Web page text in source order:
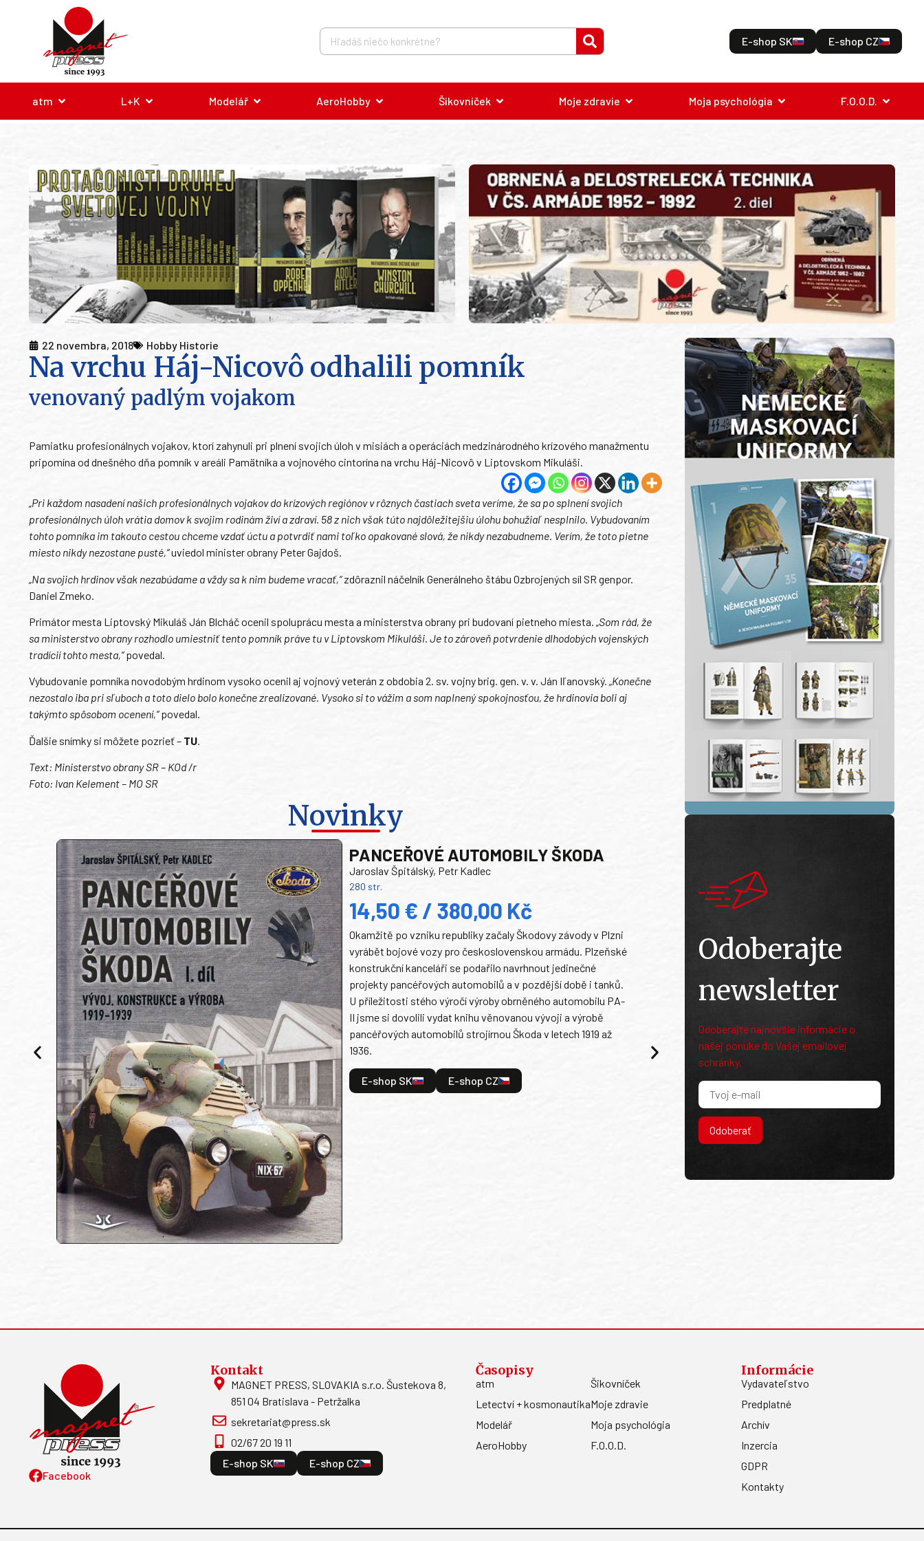
E-shop SK E-shop CZ
atm L+K Modelář AeroHobby Šikovníček Moje zdravie Moja psychológia F.O.O.D.
22 novembra, 2018 Hobby Historie
Na vrchu Háj-Nicovô odhalili pomník
venovaný padlým vojakom
Pamiatku profesionálnych vojakov, ktorí zahynuli pri plnení svojich úloh v misiách a operáciách medzinárodného krízového manažmentu
pripomína od dnešného dňa pomník v areáli Pamätníka a vojnového cintorína na vrchu Háj-Nicovô v Liptovskom Mikuláši.
„Pri každom nasadení našich profesionálnych vojakov do krízových regiónov v rôznych častiach sveta veríme, že sa po splnení svojich
profesionálnych úloh vrátia domov k svojim rodinám živí a zdraví. 58 z nich však túto najdôležitejšiu úlohu bohužiaľ nesplnilo. Vybudovaním
tohto pomníka im takouto cestou chceme vzdať úctu a potvrdiť nami toľko opakované slová, že nikdy nezabudneme. Verím, že toto pietne
miesto nikdy nezostane pusté,“uviedol minister obrany Peter Gajdoš.
„Na svojich hrdinov však nezabúdame a vždy sa k nim budeme vracať,“zdôraznil náčelník Generálneho štábu Ozbrojených síl SR genpor.
Daniel Zmeko.
Primátor mesta Liptovský Mikuláš Ján Blcháč ocenil spoluprácu mesta a ministerstva obrany pri budovaní pietneho miesta. „Som rád, že
sa ministerstvo obrany rozhodlo umiestniť tento pomník práve tu v Liptovskom Mikuláši. Je to zároveň potvrdenie dlhodobých vojenských
tradícií tohto mesta,“povedal.
Vybudovanie pomníka novodobým hrdinom vysoko ocenil aj vojnový veterán z obdobia 2. sv. vojny brig. gen. v. v. Ján Iľanovský. „Konečne
nezostalo iba pri sľuboch a toto dielo bolo konečne zrealizované. Vysoko si to vážim a som naplnený spokojnosťou, že hrdinovia boli aj
takýmto spôsobom ocenení,“povedal.
Ďalšie snímky si môžete pozrieť – TU
Text: Ministerstvo obrany SR – KOd /r
Foto: Ivan Kelement – MO SR
Novinky
PANCEŘOVÉ AUTOMOBILY ŠKODA
Jaroslav Špitálský, Petr Kadlec
280 str.
14,50 € / 380,00 Kč
Okamžitě po vzniku republiky začaly Škodovy závody v Plzni
vyrábět bojové vozy pro československou armádu. Plzeňské
konstrukční kanceláři se podařilo navrhnout jedinečné
projekty pancéřových automobilů a v pozdější době i tanků.
U příležitosti stého výročí výroby obrněného automobilu PA-
II jsme si dovolili vydat knihu věnovanou vývoji a výrobě
pancéřových automobilů strojírnou Škoda v letech 1919 až
1936.
E-shop SK E-shop CZ
Odoberajte
newsletter
Odoberajte najnovšie informácie o
našej ponuke do Vašej emailovej
schránky.
Odoberať
Facebook
Kontakt
MAGNET PRESS, SLOVAKIA s.r.o. Šustekova 8,
851 04 Bratislava - Petržalka
sekretariat@press.sk
02/67 20 19 11
E-shop SK
E-shop CZ
Časopisy
atm
Letectví + kosmonautika
Modelář
AeroHobby
Šikovníček
Moje zdravie
Moja psychológia
F.O.O.D.
Informácie
Vydavateľstvo
Predplatné
Archív
Inzercia
GDPR
Kontakty